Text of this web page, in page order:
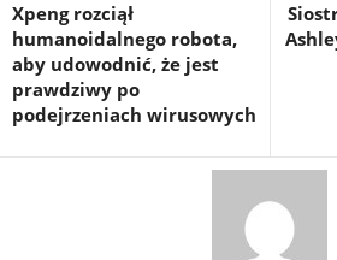
Xpeng rozciął
humanoidalnego robota,
aby udowodnić, że jest
prawdziwy po
podejrzeniach wirusowych